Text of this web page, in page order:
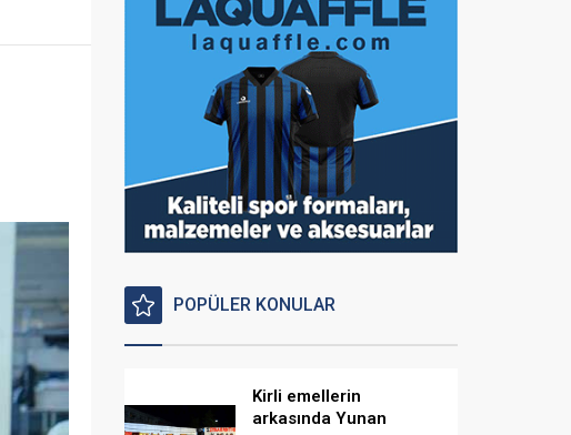
POPÜLER KONULAR
Kirli emellerin
arkasında Yunan